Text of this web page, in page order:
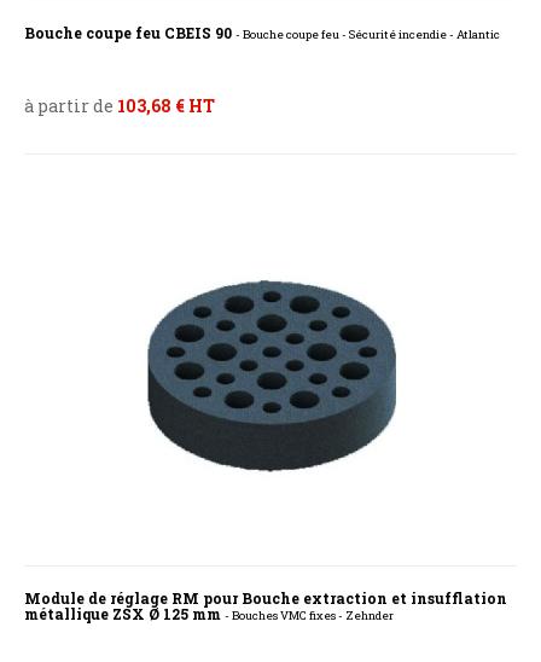
Bouche coupe feu CBEIS 90 - Bouche coupe feu - Sécurité incendie - Atlantic
à partir de 103,68 € HT
Module de réglage RM pour Bouche extraction et insufflation
métallique ZSX Ø 125 mm - Bouches VMC fixes - Zehnder